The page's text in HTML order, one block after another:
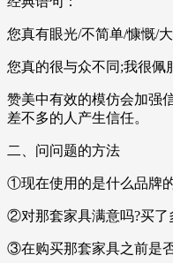
您真有眼光/不简单/慷慨/
您真的很与众不同;我很佩
赞美中有效的模仿会加强
差不多的人产生信任。
二、问问题的方法
①现在使用的是什么品牌
②对那套家具满意吗?买了
③在购买那套家具之前是